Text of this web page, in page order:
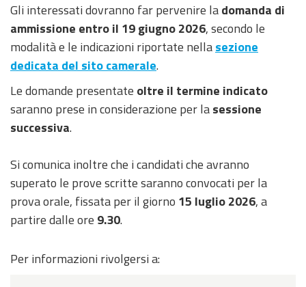
Gli interessati dovranno far pervenire ladomanda di
ammissione entro il 19 giugno 2026, secondo le
modalità e le indicazioni riportate nellasezione
dedicata del sito camerale.
Le domande presentate oltre il termine indicato
saranno prese in considerazione per lasessione
successiva.
Si comunica inoltre che i candidati che avranno
superato le prove scritte saranno convocati per la
prova orale, fissata per il giorno 15 luglio 2026, a
partire dalle ore 9.30.
Per informazioni rivolgersi a: